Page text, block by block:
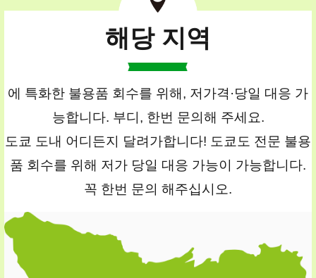
해당 지역
에 특화한 불용품 회수를 위해, 저가격·당일 대응 가
능합니다. 부디, 한번 문의해 주세요.
도쿄 도내 어디든지 달려가합니다! 도쿄도 전문 불용
품 회수를 위해 저가 당일 대응 가능이 가능합니다.
꼭 한번 문의 해주십시오.